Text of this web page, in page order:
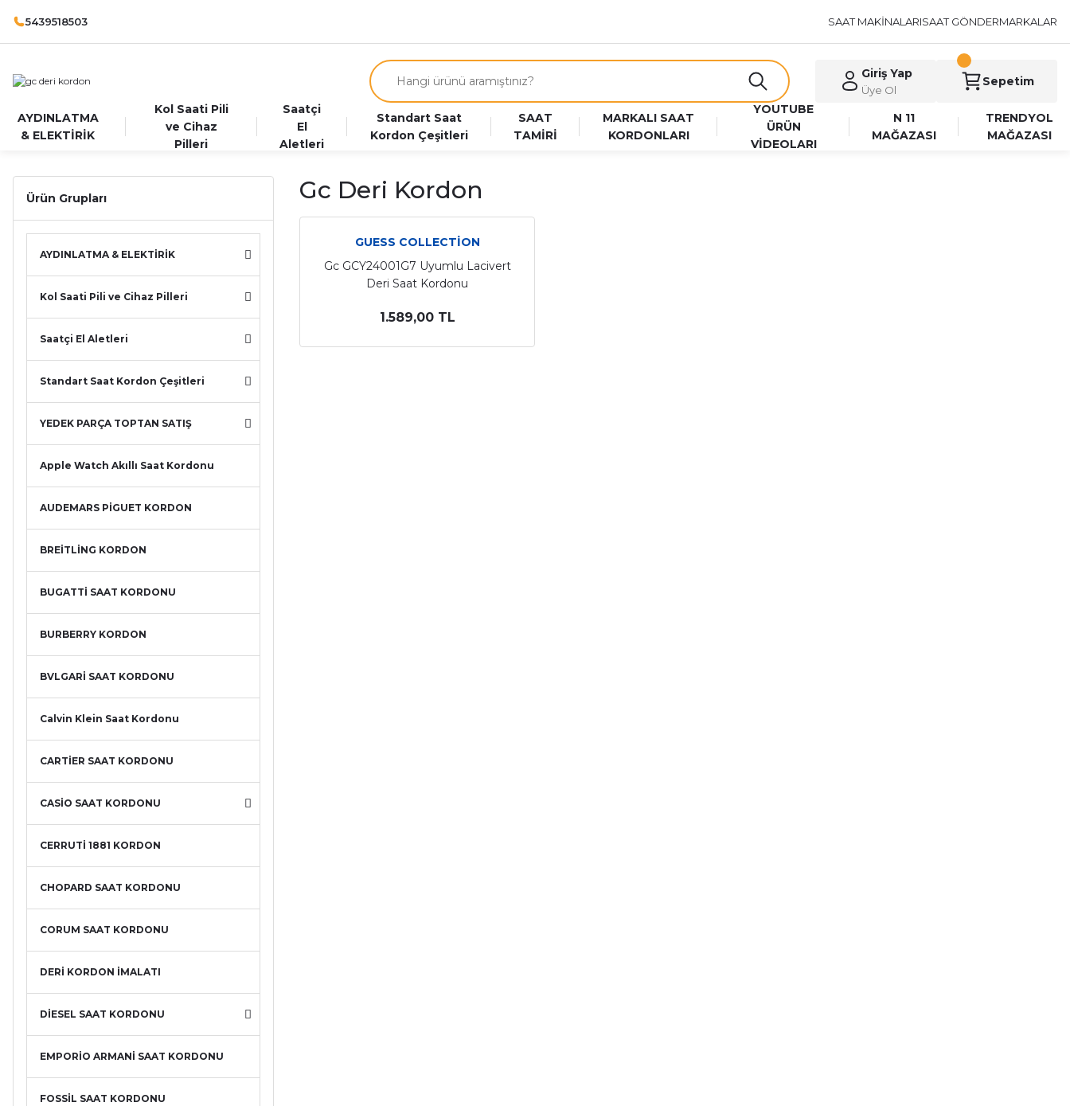
5439518503 SAAT MAKİNALARISAAT GÖNDERMARKALAR
Giriş Yap
Üye Ol
Sepetim
AYDINLATMA
& ELEKTİRİK
Kol Saati Pili
ve Cihaz
Pilleri
Saatçi
El
Aletleri
Standart Saat
Kordon Çeşitleri
SAAT
TAMİRİ
MARKALI SAAT
KORDONLARI
YOUTUBE
ÜRÜN
VİDEOLARI
N 11
MAĞAZASI
TRENDYOL
MAĞAZASI
Ürün Grupları
AYDINLATMA & ELEKTİRİK
Kol Saati Pili ve Cihaz Pilleri
Saatçi El Aletleri
Standart Saat Kordon Çeşitleri
YEDEK PARÇA TOPTAN SATIŞ
Apple Watch Akıllı Saat Kordonu
AUDEMARS PİGUET KORDON
BREİTLİNG KORDON
BUGATTİ SAAT KORDONU
BURBERRY KORDON
BVLGARİ SAAT KORDONU
Calvin Klein Saat Kordonu
CARTİER SAAT KORDONU
CASİO SAAT KORDONU
CERRUTİ 1881 KORDON
CHOPARD SAAT KORDONU
CORUM SAAT KORDONU
DERİ KORDON İMALATI
DİESEL SAAT KORDONU
EMPORİO ARMANİ SAAT KORDONU
FOSSİL SAAT KORDONU
Gc Deri Kordon
GUESS COLLECTİON
Gc GCY24001G7 Uyumlu Lacivert
Deri Saat Kordonu
1.589,00 TL